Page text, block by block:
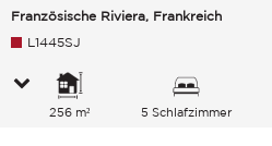
Französische Riviera, Frankreich
L1445SJ
256 m² 5 Schlafzimmer